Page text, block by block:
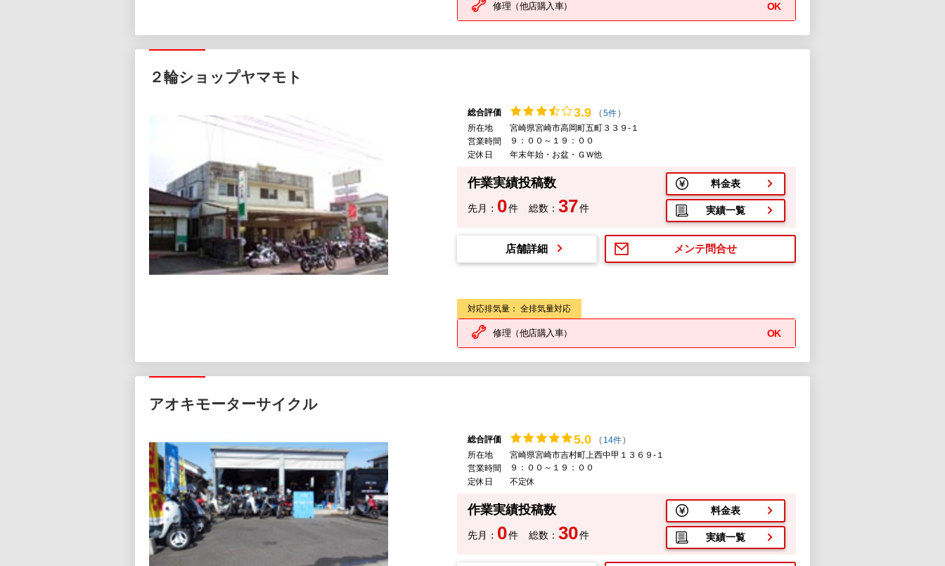
修理（他店購入車） OK
２輪ショップヤマモト
総合評価 3.9 (5件)
所在地
宮崎県宮崎市高岡町五町３３９-１
営業時間
９：００～１９：００
定休日
年末年始・お盆・ＧＷ他
作業実績投稿数
先月： 0件 総数： 37件
料金表
実績一覧
メンテ問合せ
店舗詳細
対応排気量： 全排気量対応
修理（他店購入車） OK
アオキモーターサイクル
総合評価 5.0 ( 14件)
所在地
宮崎県宮崎市吉村町上西中甲１３６９-１
営業時間
９：００～１９：００
定休日
不定休
作業実績投稿数
先月： 0件 総数： 30件
料金表
実績一覧